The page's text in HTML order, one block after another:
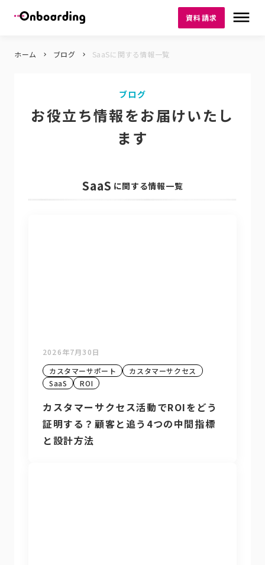
資料請求 dehaze
ホーム keyboard_arrow_right ブログ keyboard_arrow_right SaaSに関する情報一覧
ブログ
お役立ち情報をお届けいたし
ます
SaaS に関する情報一覧
2026年7月30日
カスタマーサポート
カスタマーサクセス
SaaS
ROI
カスタマーサクセス活動でROIをどう
証明する？顧客と追う4つの中間指標
と設計方法